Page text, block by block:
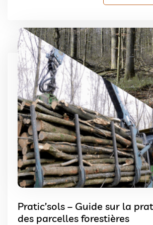
Pratic’sols – Guide sur la
des parcelles forestières